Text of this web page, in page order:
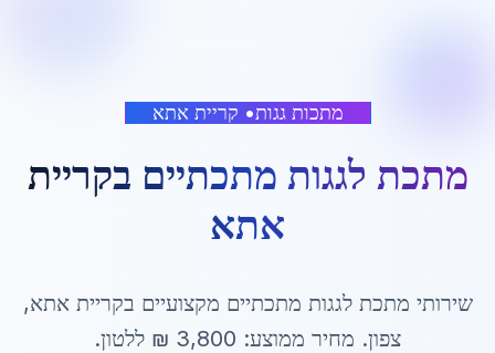
מתכות גגות• קריית אתא
מתכת לגגות מתכתיים בקריית
אתא
שירותי מתכת לגגות מתכתיים מקצועיים בקריית אתא,
צפון. מחיר ממוצע: 3,800 ₪ ללטון.